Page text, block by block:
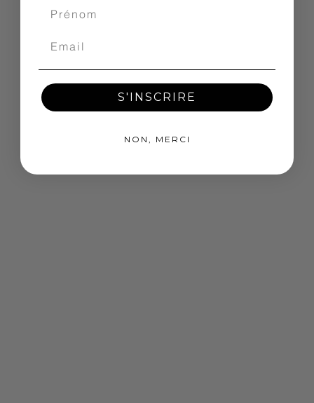
S'INSCRIRE
NON, MERCI